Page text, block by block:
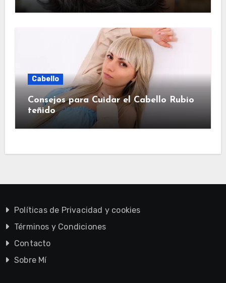
Cabello
Consejos para Cuidar el Cabello Rubio
teñido
Políticas de Privacidad y cookies
Términos y Condiciones
Contacto
Sobre Mí